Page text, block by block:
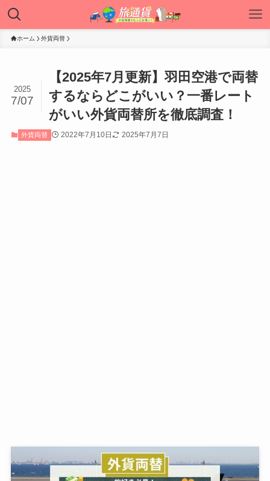
ホーム 外貨両替
【2025年7月更新】羽田空港で両替
するならどこがいい？一番レート
がいい外貨両替所を徹底調査！
2025
7/07
外貨両替 2022年7月10日 2025年7月7日